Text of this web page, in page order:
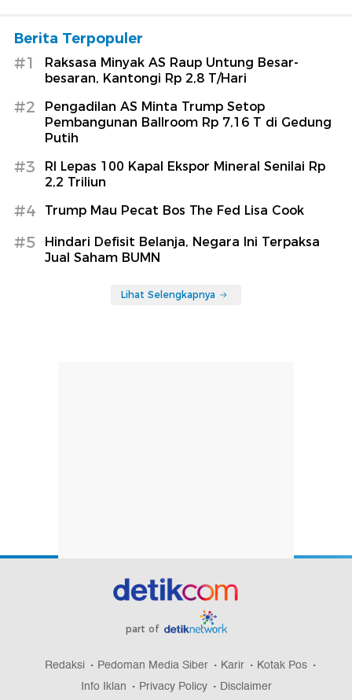
Berita Terpopuler
#1
Raksasa Minyak AS Raup Untung Besar-
besaran, Kantongi Rp 2,8 T/Hari
#2
Pengadilan AS Minta Trump Setop
Pembangunan Ballroom Rp 7,16 T di Gedung
Putih
#3
RI Lepas 100 Kapal Ekspor Mineral Senilai Rp
2,2 Triliun
#4 Trump Mau Pecat Bos The Fed Lisa Cook
#5
Hindari Defisit Belanja, Negara Ini Terpaksa
Jual Saham BUMN
Lihat Selengkapnya
part of
Redaksi Pedoman Media Siber Karir
Kotak Pos
Info Iklan
Privacy Policy Disclaimer